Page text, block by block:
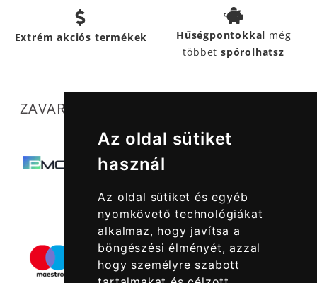
Az oldal sütiket
használ
Az oldal sütiket és egyéb
nyomkövető technológiákat
alkalmaz, hogy javítsa a
böngészési élményét, azzal
hogy személyre szabott
Extrém akciós termékek Hűségpontokkal még
többetspórolhatsz
ZAVARTALAN MŰKÖDÉSÜNKET SEGÍTIK